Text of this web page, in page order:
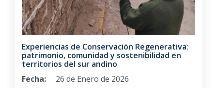
Experiencias de Conservación Regenerativa:
patrimonio, comunidad y sostenibilidad en
territorios del sur andino
Fecha:
26 de Enero de 2026